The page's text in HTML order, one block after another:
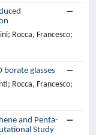
Rocca, Francesco;
borate glasses
Rocca, Francesco;
and Penta-
Study